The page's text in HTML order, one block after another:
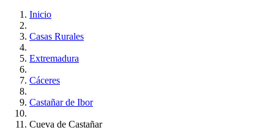
Inicio
Casas Rurales
Extremadura
Cáceres
Castañar de Ibor
Cueva de Castañar